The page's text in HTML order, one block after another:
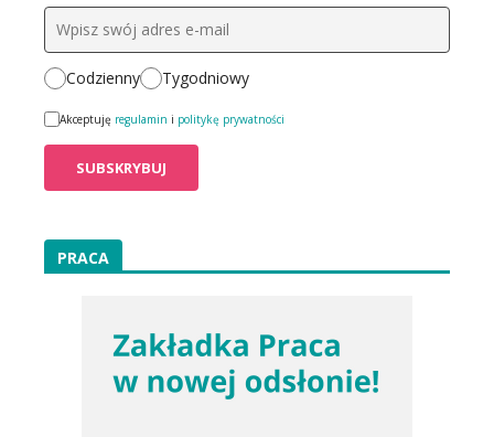
Codzienny Tygodniowy
Akceptuję regulamin i politykę prywatności
PRACA